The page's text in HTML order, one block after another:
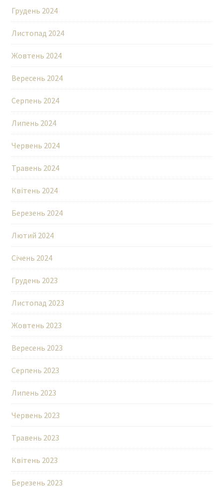
Грудень 2024
Листопад 2024
Жовтень 2024
Вересень 2024
Серпень 2024
Липень 2024
Червень 2024
Травень 2024
Квітень 2024
Березень 2024
Лютий 2024
Січень 2024
Грудень 2023
Листопад 2023
Жовтень 2023
Вересень 2023
Серпень 2023
Липень 2023
Червень 2023
Травень 2023
Квітень 2023
Березень 2023